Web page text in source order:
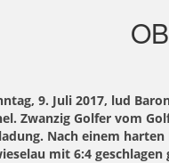
9. Juli 2017, lud
Zwanzig Golfer vom
Nach einem
mit 6:4 geschlagen